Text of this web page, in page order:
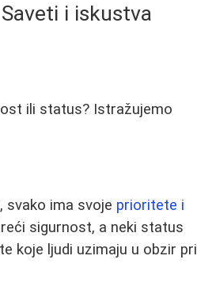
i iskustva
ili status? Istražujemo
svako ima svoje prioritete i
sigurnost, a neki status
koje ljudi uzimaju u obzir pri